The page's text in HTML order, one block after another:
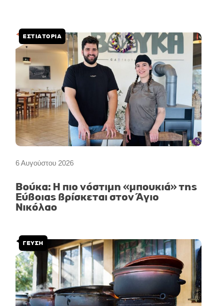
6 Αυγούστου 2026
ΕΣΤΙΑΤΟΡΙΑ
Βούκα: Η πιο νόστιμη «μπουκιά» της
Εύβοιας βρίσκεται στον Άγιο
Νικόλαο
ΓΕΥΣΗ